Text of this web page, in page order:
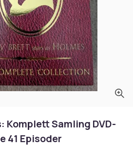
Komplett Samling DVD-
41 Episoder